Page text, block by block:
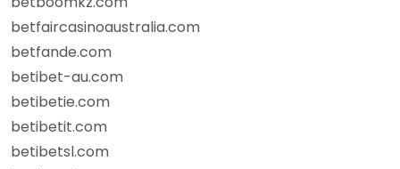
betfaircasinoaustralia.com
betfande.com
betibet-au.com
betibetie.com
betibetit.com
betibetsl.com